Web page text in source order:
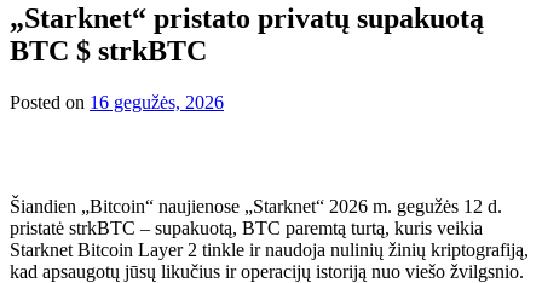
„Starknet“ pristato privatų supakuotą
BTC $ strkBTC
Posted on 16 gegužės, 2026
Šiandien „Bitcoin“ naujienose „Starknet“ 2026 m. gegužės 12 d.
pristatė strkBTC – supakuotą, BTC paremtą turtą, kuris veikia
Starknet Bitcoin Layer 2 tinkle ir naudoja nulinių žinių kriptografiją,
kad apsaugotų jūsų likučius ir operacijų istoriją nuo viešo žvilgsnio.